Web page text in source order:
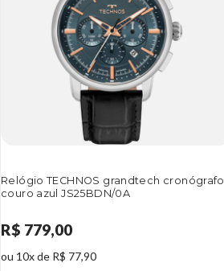
Relógio TECHNOS grandtech cronógrafo
couro azul JS25BDN/0A
R$ 779,00
ou 10x de R$ 77,90